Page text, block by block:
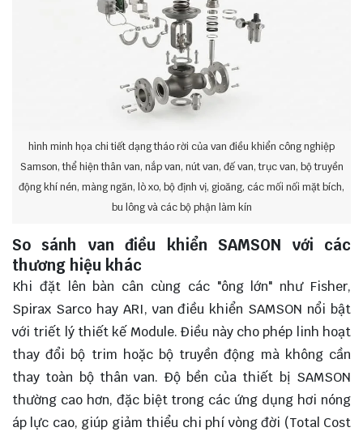
hình minh họa chi tiết dạng tháo rời của van điều khiển công nghiệp
Samson, thể hiện thân van, nắp van, nút van, đế van, trục van, bộ truyền
động khí nén, màng ngăn, lò xo, bộ định vị, gioăng, các mối nối mặt bích,
bu lông và các bộ phận làm kín
So sánh van điều khiển SAMSON với các
thương hiệu khác
Khi đặt lên bàn cân cùng các "ông lớn" như Fisher,
Spirax Sarco hay ARI, van điều khiển SAMSON nổi bật
với triết lý thiết kế Module. Điều này cho phép linh hoạt
thay đổi bộ trim hoặc bộ truyền động mà không cần
thay toàn bộ thân van. Độ bền của thiết bị SAMSON
thường cao hơn, đặc biệt trong các ứng dụng hơi nóng
áp lực cao, giúp giảm thiểu chi phí vòng đời (Total Cost